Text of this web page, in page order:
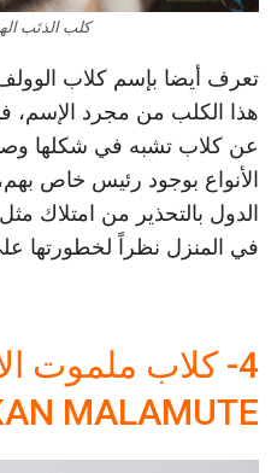
كلب الذئب
تعرف أيضا بإسم كلاب
هذا الكلب من مجرد الإسم،
عن كلاب تشبه في شكلها
الأنواع بوجود رئيس خاص
الدول بالتحذير من امتلاك
في المنزل نظراً لخطورتها
4- كلاب ملموت
MALAMUTE )